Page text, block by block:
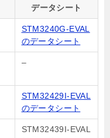
データシート
STM3240G-EVAL
のデータシート
–
STM32429I-EVAL
のデータシート
STM32439I-EVAL